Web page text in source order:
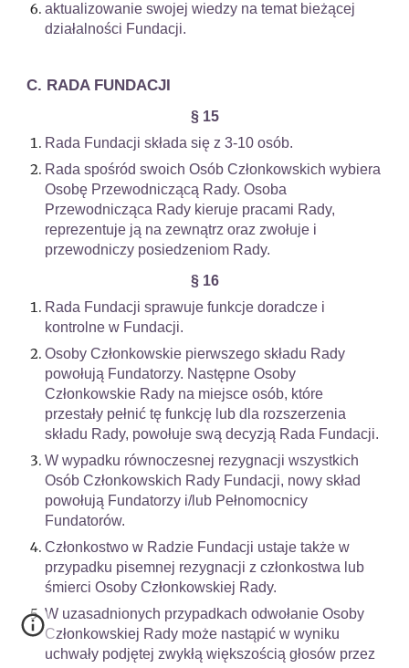
aktualizowanie swojej wiedzy na temat bieżącej
działalności Fundacji.
C. RADA FUNDACJI
§ 15
Rada Fundacji składa się z 3-10 osób.
Rada spośród swoich Osób Członkowskich wybiera
Osobę Przewodniczącą Rady. Osoba
Przewodnicząca Rady kieruje pracami Rady,
reprezentuje ją na zewnątrz oraz zwołuje i
przewodniczy posiedzeniom Rady.
§ 16
Rada Fundacji sprawuje funkcje doradcze i
kontrolne w Fundacji.
Osoby Członkowskie pierwszego składu Rady
powołują Fundatorzy. Następne Osoby
Członkowskie Rady na miejsce osób, które
przestały pełnić tę funkcję lub dla rozszerzenia
składu Rady, powołuje swą decyzją Rada Fundacji.
W wypadku równoczesnej rezygnacji wszystkich
Osób Członkowskich Rady Fundacji, nowy skład
powołują Fundatorzy i/lub Pełnomocnicy
Fundatorów.
Członkostwo w Radzie Fundacji ustaje także w
przypadku pisemnej rezygnacji z członkostwa lub
śmierci Osoby Członkowskiej Rady.
W uzasadnionych przypadkach odwołanie Osoby
Członkowskiej Rady może nastąpić w wyniku
uchwały podjętej zwykłą większością głosów przez